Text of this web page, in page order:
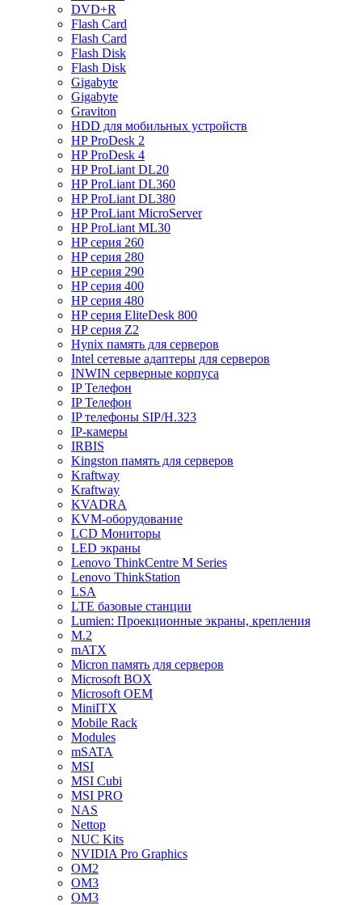
DVD+R
Flash Card
Flash Card
Flash Disk
Flash Disk
Gigabyte
Gigabyte
Graviton
HDD для мобильных устройств
HP ProDesk 2
HP ProDesk 4
HP ProLiant DL20
HP ProLiant DL360
HP ProLiant DL380
HP ProLiant MicroServer
HP ProLiant ML30
HP серия 260
HP серия 280
HP серия 290
HP серия 400
HP серия 480
HP серия EliteDesk 800
HP серия Z2
Hynix память для серверов
Intel сетевые адаптеры для серверов
INWIN серверные корпуса
IP Телефон
IP Телефон
IP телефоны SIP/H.323
IP-камеры
IRBIS
Kingston память для серверов
Kraftway
Kraftway
KVADRA
KVM-оборудование
LCD Мониторы
LED экраны
Lenovo ThinkCentre M Series
Lenovo ThinkStation
LSA
LTE базовые станции
Lumien: Проекционные экраны, крепления
M.2
mATX
Micron память для серверов
Microsoft BOX
Microsoft OEM
MiniITX
Mobile Rack
Modules
mSATA
MSI
MSI Cubi
MSI PRO
NAS
Nettop
NUC Kits
NVIDIA Pro Graphics
OM2
OM3
OM3